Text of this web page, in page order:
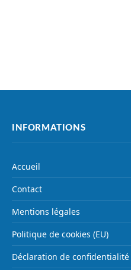
INFORMATIONS
Accueil
Contact
Mentions légales
Politique de cookies (EU)
Déclaration de confidentialité